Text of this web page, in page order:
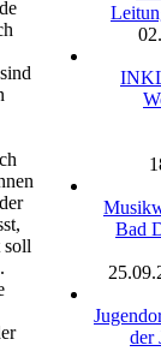
soll
Bad
der